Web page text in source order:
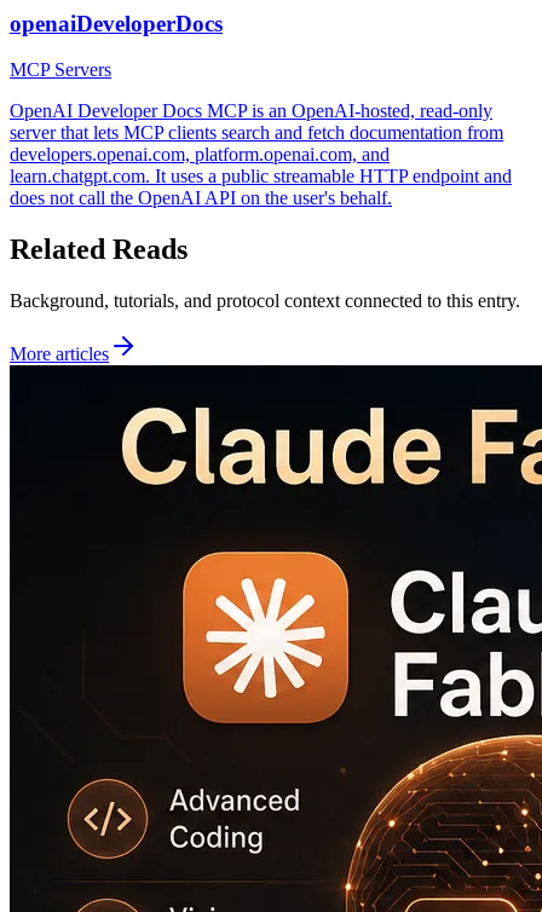
openaiDeveloperDocs
MCP Servers
OpenAI Developer Docs MCP is an OpenAI-hosted, read-only
server that lets MCP clients search and fetch documentation from
developers.openai.com, platform.openai.com, and
learn.chatgpt.com. It uses a public streamable HTTP endpoint and
does not call the OpenAI API on the user's behalf.
Related Reads
Background, tutorials, and protocol context connected to this entry.
More articles